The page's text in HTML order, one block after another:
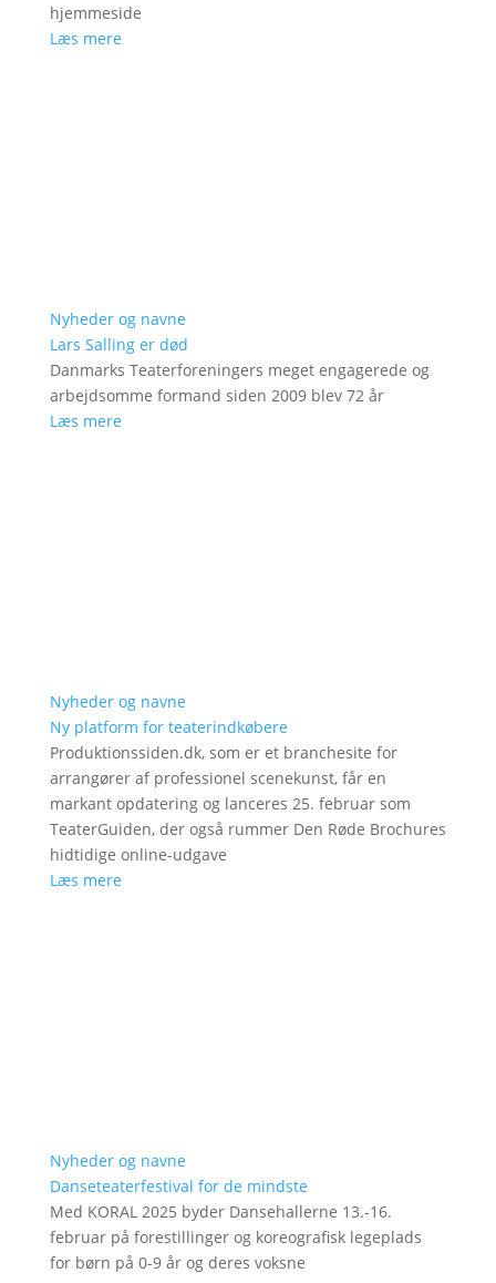
hjemmeside
Læs mere
Nyheder og navne
Lars Salling er død
Danmarks Teaterforeningers meget engagerede og
arbejdsomme formand siden 2009 blev 72 år
Læs mere
Nyheder og navne
Ny platform for teaterindkøbere
Produktionssiden.dk, som er et branchesite for
arrangører af professionel scenekunst, får en
markant opdatering og lanceres 25. februar som
TeaterGuiden, der også rummer Den Røde Brochures
hidtidige online-udgave
Læs mere
Nyheder og navne
Danseteaterfestival for de mindste
Med KORAL 2025 byder Dansehallerne 13.-16.
februar på forestillinger og koreografisk legeplads
for børn på 0-9 år og deres voksne